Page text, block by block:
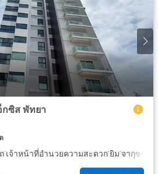
ซิส พัทยา
·เจ้าหน้าที่อำนวยความสะดวก·ยิม·จากุซซี่